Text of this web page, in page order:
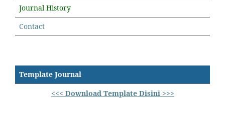
Journal History
Contact
Template Journal
<<< Download Template Disini >>>